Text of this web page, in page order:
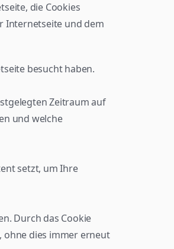
die Cookies
Internetseite und dem
besucht haben.
Zeitraum auf
und welche
setzt, um Ihre
Durch das Cookie
ohne dies immer erneut